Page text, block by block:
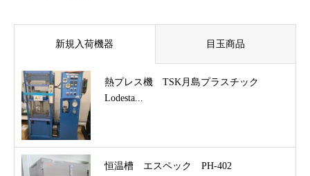
新規入荷機器 目玉商品
熱プレス機 TSK月島プラスチック
Lodesta...
恒温槽 エスペック PH-402